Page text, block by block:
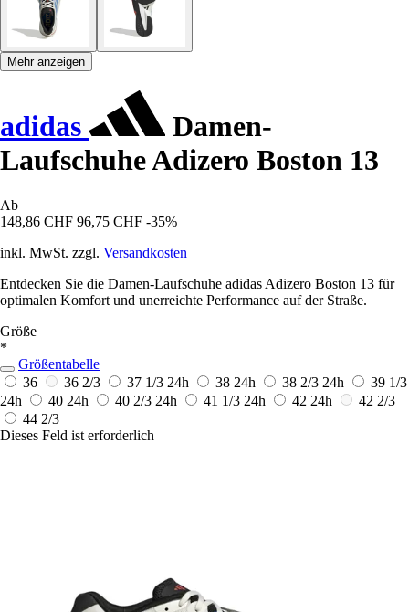
Mehr anzeigen
adidas
Damen-
Laufschuhe Adizero Boston 13
Ab
148,86 CHF 96,75 CHF -35%
inkl. MwSt. zzgl. Versandkosten
Entdecken Sie die Damen-Laufschuhe adidas Adizero Boston 13 für
optimalen Komfort und unerreichte Performance auf der Straße.
Größe
*
Größentabelle
36
36 2/3 37 1/3 24h 38 24h 38 2/3 24h
39 1/3
24h
40 24h 40 2/3 24h 41 1/3 24h 42 24h
42 2/3
44 2/3
Dieses Feld ist erforderlich